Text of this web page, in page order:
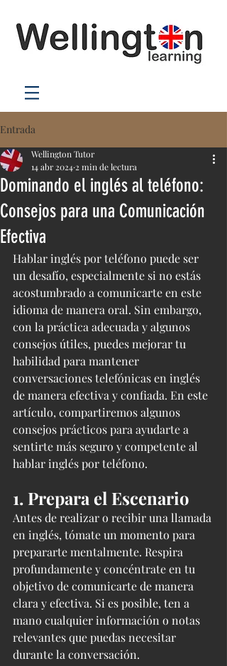
Entrada
Dominando el inglés al teléfono:
Consejos para una Comunicación
Efectiva
Wellington Tutor
14 abr 2024 2 min de lectura
Hablar inglés por teléfono puede ser
un desafío, especialmente si no estás
acostumbrado a comunicarte en este
idioma de manera oral. Sin embargo,
con la práctica adecuada y algunos
consejos útiles, puedes mejorar tu
habilidad para mantener
conversaciones telefónicas en inglés
de manera efectiva y confiada. En este
artículo, compartiremos algunos
consejos prácticos para ayudarte a
sentirte más seguro y competente al
hablar inglés por teléfono.
1. Prepara el Escenario
Antes de realizar o recibir una llamada
en inglés, tómate un momento para
prepararte mentalmente. Respira
profundamente y concéntrate en tu
objetivo de comunicarte de manera
clara y efectiva. Si es posible, ten a
mano cualquier información o notas
relevantes que puedas necesitar
durante la conversación.